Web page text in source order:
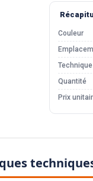
Couleur
Technique
Quantité
Prix